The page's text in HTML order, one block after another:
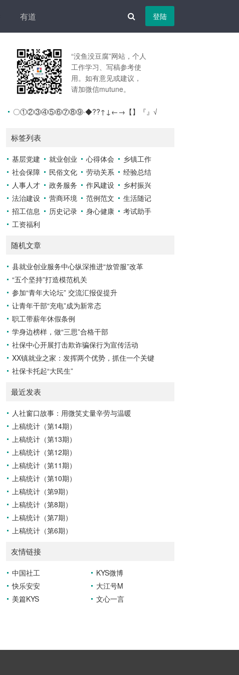
有道 登陆
“没鱼没豆腐”网站，个人
工作学习、写稿参考使
用。如有意见或建议，
请加微信mutune。
〇①②③④⑤⑥⑦⑧⑨·◆??↑↓←→【】『』√
标签列表
基层党建 就业创业 心得体会
乡镇工作
社会保障
民俗文化 劳动关系
经验总结
人事人才
政务服务 作风建设
乡村振兴
法治建设
营商环境 范例范文
生活随记
招工信息
历史记录 身心健康
考试助手
工资福利
随机文章
县就业创业服务中心纵深推进“放管服”改革
“五个坚持”打造模范机关
参加“青年大论坛” 交流汇报促提升
让青年干部“充电”成为新常态
职工带薪年休假条例
学身边榜样，做“三思”合格干部
社保中心开展打击欺诈骗保行为宣传活动
XX镇就业之家：发挥两个优势，抓住一个关键
社保卡托起“大民生”
最近发表
人社窗口故事：用微笑丈量辛劳与温暖
上稿统计（第14期）
上稿统计（第13期）
上稿统计（第12期）
上稿统计（第11期）
上稿统计（第10期）
上稿统计（第9期）
上稿统计（第8期）
上稿统计（第7期）
上稿统计（第6期）
友情链接
中国社工
KYS微博
快乐安安
大江号M
美篇KYS
文心一言